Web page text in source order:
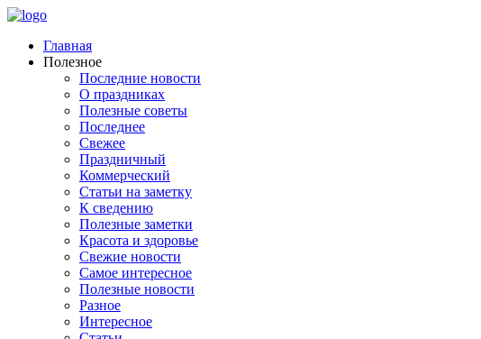
Главная
Полезное
Последние новости
О праздниках
Полезные советы
Последнее
Свежее
Праздничный
Коммерческий
Статьи на заметку
К сведению
Полезные заметки
Красота и здоровье
Свежие новости
Самое интересное
Полезные новости
Разное
Интересное